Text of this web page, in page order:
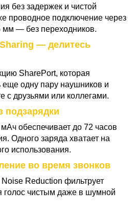
без задержек и чистой
проводное подключение через
— без переходников.
— делитесь
SharePort, которая
еще одну пару наушников и
с друзьями или коллегами.
подзарядки
обеспечивает до 72 часов
Одного заряда хватает на
использования.
во время звонков
Reduction фильтрует
чистым даже в шумной